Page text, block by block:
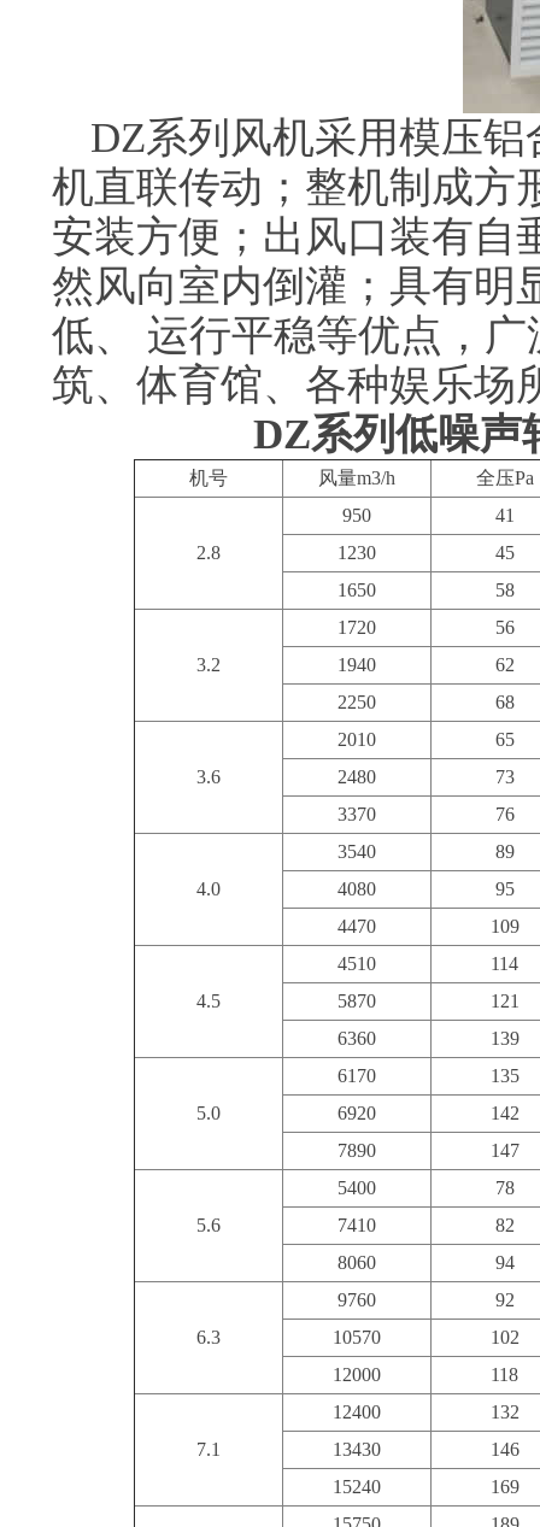
DZ系列风机采用模压
机直联传动；整机制成方
安装方便；出风口装有自
然风向室内倒灌；具有明
低、 运行平稳等优点，
筑、体育馆、各种娱乐场
DZ系列低噪声
机号 风量m3/h 全压Pa
2.8
950
41
1230
45
1650
58
3.2
1720
56
1940
62
2250
68
3.6
2010
65
2480
73
3370
76
4.0
3540
89
4080
95
4470
109
4.5
4510
114
5870
121
6360
139
5.0
6170
135
6920
142
7890
147
5.6
5400
78
7410
82
8060
94
6.3
9760
92
10570
102
12000
118
7.1
12400
132
13430
146
15240
169